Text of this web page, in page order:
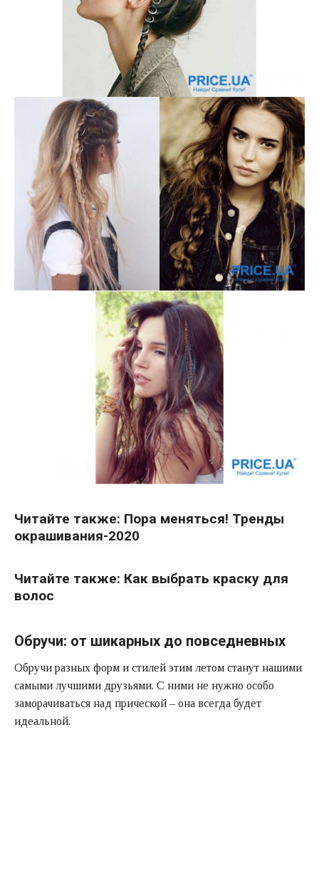
Читайте также: Пора меняться! Тренды
окрашивания-2020
Читайте также: Как выбрать краску для
волос
Обручи: от шикарных до повседневных
Обручи разных форм и стилей этим летом станут нашими
самыми лучшими друзьями. С ними не нужно особо
заморачиваться над прической – она всегда будет
идеальной.